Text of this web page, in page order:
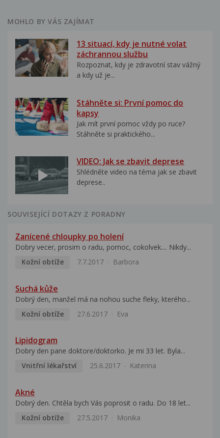
MOHLO BY VÁS ZAJÍMAT
13 situací, kdy je nutné volat
záchrannou službu
Rozpoznat, kdy je zdravotní stav vážný
a kdy už je...
Stáhněte si: První pomoc do
kapsy
Jak mít první pomoc vždy po ruce?
Stáhněte si praktického...
VIDEO: Jak se zbavit deprese
Shlédněte video na téma jak se zbavit
deprese..
SOUVISEJÍCÍ DOTAZY Z PORADNY
Zanícené chloupky po holení
Dobry vecer, prosim o radu, pomoc, cokolvek.... Nikdy...
Kožní obtíže
7.7.2017 Barbora
Suchá kůže
Dobrý den, manžel má na nohou suche fleky, kterého...
Kožní obtíže
27.6.2017 Eva
Lipidogram
Dobry den pane doktore/doktorko. Je mi 33 let. Byla...
Vnitřní lékařství
25.6.2017 Katerina
Akné
Dobrý den. Chtěla bych Vás poprosit o radu. Do 18 let...
Kožní obtíže
27.5.2017 Monika